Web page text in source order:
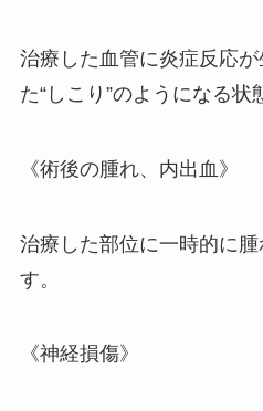
治療した血管に炎症反応
た“しこり”のようになる状
《術後の腫れ、内出血》
治療した部位に一時的に
す。
《神経損傷》